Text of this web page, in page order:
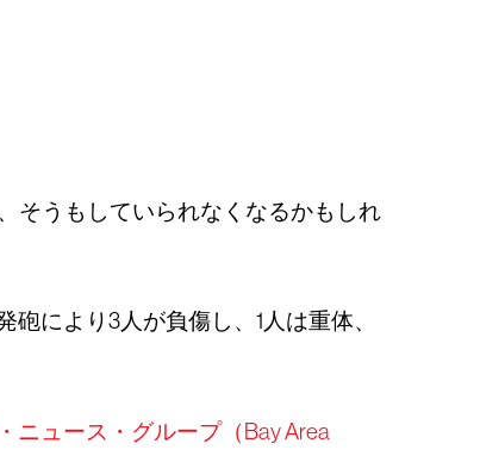
そうもしていられなくなるかもしれ
により3人が負傷し、1人は重体、
ニュース・グループ（Bay Area